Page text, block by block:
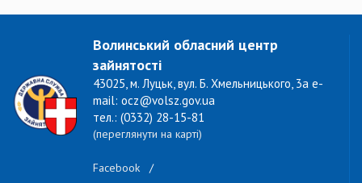
Волинський обласний центр
зайнятості
43025, м. Луцьк, вул. Б. Хмельницького, 3а e-
mail: ocz@volsz.gov.ua
тел.: (0332) 28-15-81
(переглянути на карті)
Facebook /